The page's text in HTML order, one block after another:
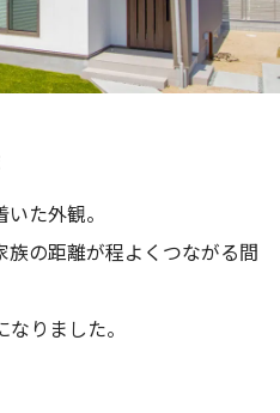
た外観。
族の距離が程よくつながる間
りました。